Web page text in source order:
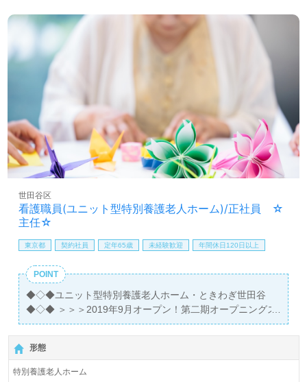
看護職員(ユニット型特別養護老人ホーム)/正社員 ☆
主任☆
世田谷区
東京都 契約社員 定年65歳 未経験歓迎 年間休日120日以上
POINT
◆◇◆ユニット型特別養護老人ホーム・ときわぎ世田谷
◆◇◆ ＞＞＞2019年9月オープン！第二期オープニングス
タッフの募集！＜＜＜ 看護職員として働く仲間を募集して
おります！！ 法人理念を基に最新設備を整えたユニット型
施設でケアを実践していきます。 新規オープン施設で看護
職員の主任としての役割を担っていただきます。
形態
特別養護老人ホーム